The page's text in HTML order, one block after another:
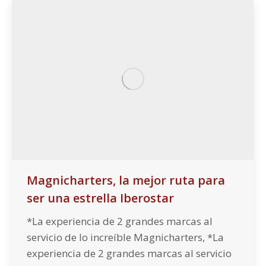
Magnicharters, la mejor ruta para
ser una estrella Iberostar
*La experiencia de 2 grandes marcas al
servicio de lo increíble Magnicharters, *La
experiencia de 2 grandes marcas al servicio